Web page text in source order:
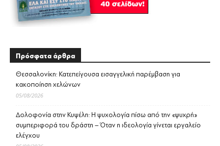
Πρόσφατα άρθρα
Θεσσαλονίκη: Κατεπείγουσα εισαγγελική παρέμβαση για
κακοποίηση χελώνων
05/08/2026
Δολοφονία στην Κυψέλη: Η ψυχολογία πίσω από την «ψυχρή»
συμπεριφορά του δράστη – Όταν η ιδεολογία γίνεται εργαλείο
ελέγχου